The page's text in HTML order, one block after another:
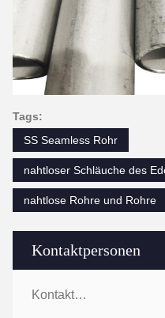
Kontaktpersonen
Kontaktpersonen:
Tags:
SS Seamless Rohr
nahtloser Schläuche des
nahtlose Rohre und Rohre